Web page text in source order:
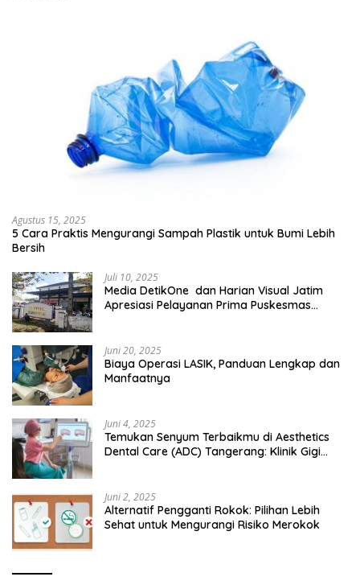
Agustus 15, 2025
5 Cara Praktis Mengurangi Sampah Plastik untuk Bumi Lebih
Bersih
Juli 10, 2025
Media DetikOne dan Harian Visual Jatim
Apresiasi Pelayanan Prima Puskesmas
Juni 20, 2025
Biaya Operasi LASIK, Panduan Lengkap dan
Manfaatnya
Juni 4, 2025
Temukan Senyum Terbaikmu di Aesthetics
Dental Care (ADC) Tangerang: Klinik Gigi
Juni 2, 2025
Alternatif Pengganti Rokok: Pilihan Lebih
Sehat untuk Mengurangi Risiko Merokok